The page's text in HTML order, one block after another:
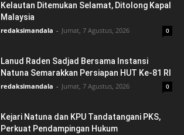
Kelautan Ditemukan Selamat, Ditolong Kapal
Malaysia
redaksimandala - Jumat, 7 Agustus, 2026 0
Lanud Raden Sadjad Bersama Instansi
Natuna Semarakkan Persiapan HUT Ke-81 RI
redaksimandala - Jumat, 7 Agustus, 2026 0
Kejari Natuna dan KPU Tandatangani PKS,
Perkuat Pendampingan Hukum